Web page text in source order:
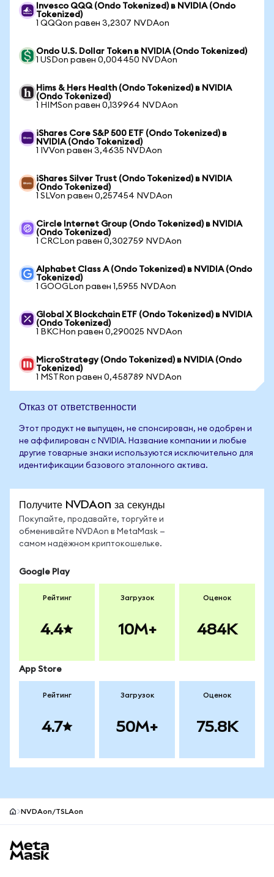
Invesco QQQ (Ondo Tokenized) в NVIDIA (Ondo
Tokenized)
1 QQQon равен 3,2307 NVDAon
Ondo U.S. Dollar Token в NVIDIA (Ondo Tokenized)
1 USDon равен 0,004450 NVDAon
Hims & Hers Health (Ondo Tokenized) в NVIDIA
(Ondo Tokenized)
1 HIMSon равен 0,139964 NVDAon
iShares Core S&P 500 ETF (Ondo Tokenized) в
NVIDIA (Ondo Tokenized)
1 IVVon равен 3,4635 NVDAon
iShares Silver Trust (Ondo Tokenized) в NVIDIA
(Ondo Tokenized)
1 SLVon равен 0,257454 NVDAon
Circle Internet Group (Ondo Tokenized) в NVIDIA
(Ondo Tokenized)
1 CRCLon равен 0,302759 NVDAon
Alphabet Class A (Ondo Tokenized) в NVIDIA (Ondo
Tokenized)
1 GOOGLon равен 1,5955 NVDAon
Global X Blockchain ETF (Ondo Tokenized) в NVIDIA
(Ondo Tokenized)
1 BKCHon равен 0,290025 NVDAon
MicroStrategy (Ondo Tokenized) в NVIDIA (Ondo
Tokenized)
1 MSTRon равен 0,458789 NVDAon
Отказ от ответственности
Этот продукт не выпущен, не спонсирован, не одобрен и
не аффилирован с NVIDIA. Название компании и любые
другие товарные знаки используются исключительно для
идентификации базового эталонного актива.
Получите NVDAon за секунды
Покупайте, продавайте, торгуйте и
обменивайте NVDAon в MetaMask —
самом надёжном криптокошельке.
Google Play
Рейтинг
4.4
Загрузок
10M+
Оценок
484K
App Store
Рейтинг
4.7
Загрузок
50M+
Оценок
75.8K
NVDAon/TSLAon